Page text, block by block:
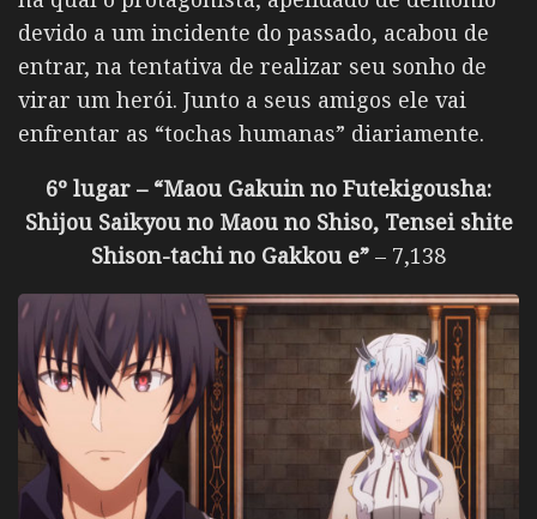
devido a um incidente do passado, acabou de
entrar, na tentativa de realizar seu sonho de
virar um herói. Junto a seus amigos ele vai
enfrentar as “tochas humanas” diariamente.
6º lugar – “Maou Gakuin no Futekigousha:
Shijou Saikyou no Maou no Shiso, Tensei shite
Shison-tachi no Gakkou e” – 7,138